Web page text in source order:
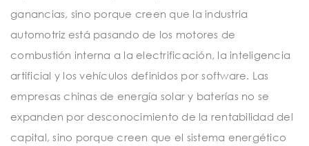
ganancias, sino porque creen que la industria
automotriz está pasando de los motores de
combustión interna a la electrificación, la inteligencia
artificial y los vehículos definidos por software. Las
empresas chinas de energía solar y baterías no se
expanden por desconocimiento de la rentabilidad del
capital, sino porque creen que el sistema energético